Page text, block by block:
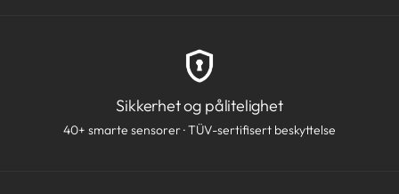
Sikkerhet og pålitelighet
40+ smarte sensorer · TÜV-sertifisert beskyttelse